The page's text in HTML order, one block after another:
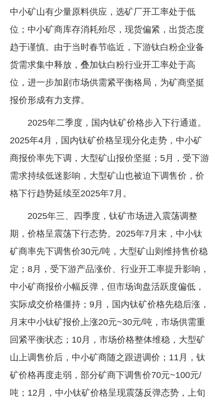
中小矿山有少量原料供应，选矿厂开工率处于低
位；中小矿商库存消耗殆尽，现货偏紧，出货态度
趋于谨慎。由于当时春节临近，下游钛白粉企业备
货需求集中释放，叠加钛白粉行业开工率处于高
位，进一步加剧市场供需紧平衡格局，为矿商坚挺
报价形成有力支撑。
2025年二季度，国内钛矿价格步入下行通道。
2025年4月，国内钛矿价格呈现分化走势，中小矿
商报价率先下调，大型矿山报价坚挺；5月，受下游
需求持续低迷影响，大型矿山也被迫下调售价，价
格下行趋势延续至2025年7月。
2025年三、四季度，钛矿市场进入震荡调整
期，价格呈震荡下行态势。2025年7月末，中小钛
矿商率先下调售价30元/吨，大型矿山则维持售价稳
定；8月，受下游产品涨价、行业开工率提升影响，
中小矿商报价小幅反弹，但市场询盘活跃度偏低，
实际成交价格僵持；9月，国内钛矿价格先稳后涨，
月末中小钛矿报价上涨20元~30元/吨，市场供需重
回紧平衡状态；10月，市场价格整体维稳，大型矿
山上调售价后，中小矿商随之跟进调价；11月，钛
矿价格再度走弱，部分矿商下调售价70元~100元/
吨；12月，中小钛矿价格呈现震荡反弹态势，上旬